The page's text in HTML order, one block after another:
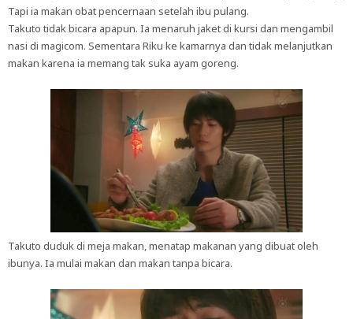
Tapi ia makan obat pencernaan setelah ibu pulang.
Takuto tidak bicara apapun. Ia menaruh jaket di kursi dan mengambil
nasi di magicom. Sementara Riku ke kamarnya dan tidak melanjutkan
makan karena ia memang tak suka ayam goreng.
Takuto duduk di meja makan, menatap makanan yang dibuat oleh
ibunya. Ia mulai makan dan makan tanpa bicara.